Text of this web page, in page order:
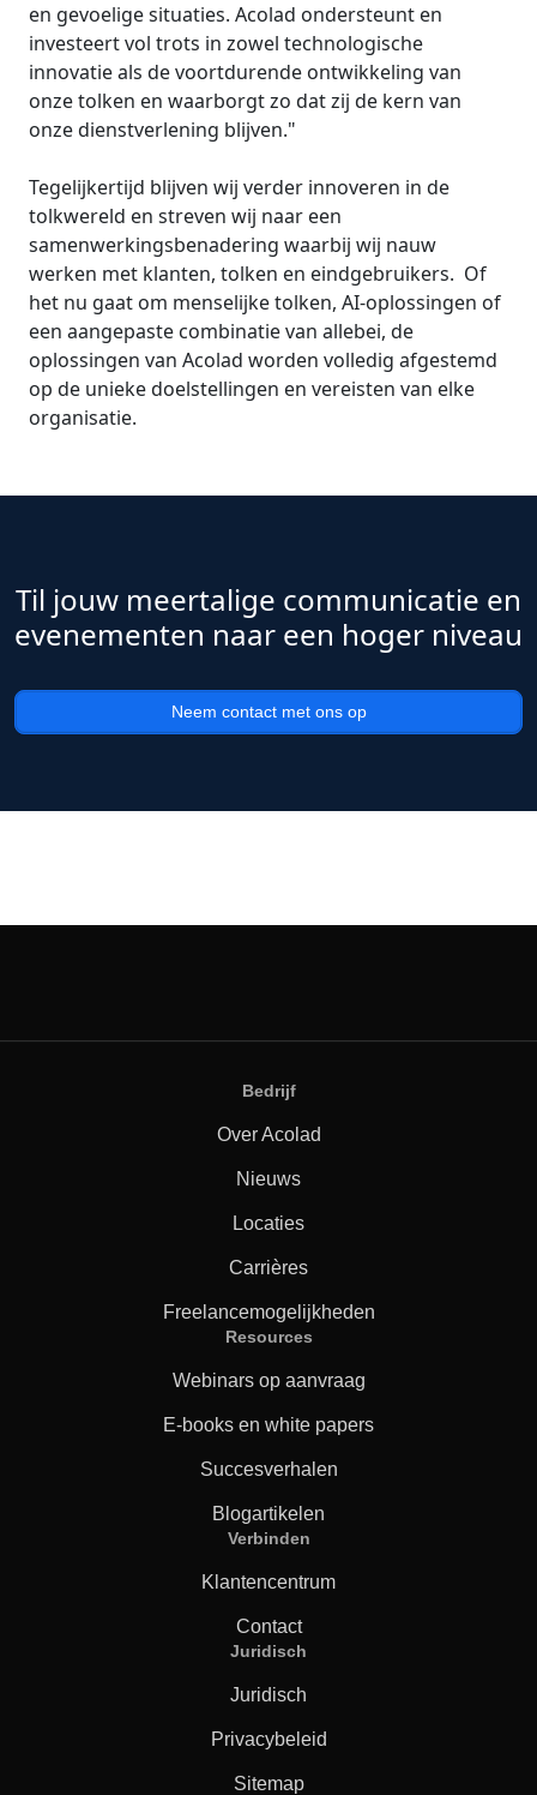
en gevoelige situaties. Acolad ondersteunt en
investeert vol trots in zowel technologische
innovatie als de voortdurende ontwikkeling van
onze tolken en waarborgt zo dat zij de kern van
onze dienstverlening blijven."
Tegelijkertijd blijven wij verder innoveren in de
tolkwereld en streven wij naar een
samenwerkingsbenadering waarbij wij nauw
werken met klanten, tolken en eindgebruikers. Of
het nu gaat om menselijke tolken, AI-oplossingen of
een aangepaste combinatie van allebei, de
oplossingen van Acolad worden volledig afgestemd
op de unieke doelstellingen en vereisten van elke
organisatie.
Til jouw meertalige communicatie en
evenementen naar een hoger niveau
Neem contact met ons op
Bedrijf
Over Acolad
Nieuws
Locaties
Carrières
Freelancemogelijkheden
Resources
Webinars op aanvraag
E-books en white papers
Succesverhalen
Blogartikelen
Verbinden
Klantencentrum
Contact
Juridisch
Juridisch
Privacybeleid
Sitemap